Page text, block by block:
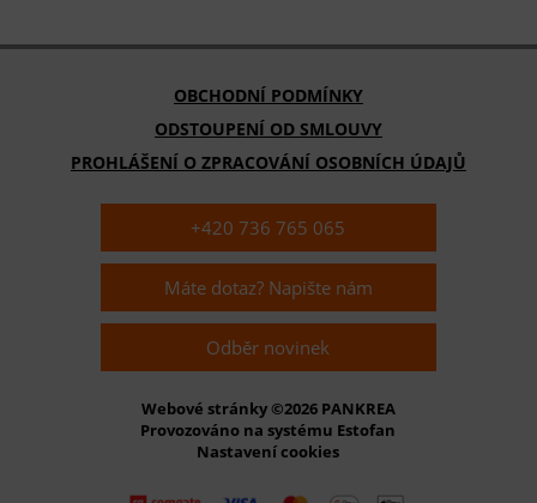
OBCHODNÍ PODMÍNKY
ODSTOUPENÍ OD SMLOUVY
PROHLÁŠENÍ O ZPRACOVÁNÍ OSOBNÍCH ÚDAJŮ
+420 736 765 065
Máte dotaz? Napište nám
Odběr novinek
Webové stránky ©2026 PANKREA
Provozováno na systému Estofan
Nastavení cookies